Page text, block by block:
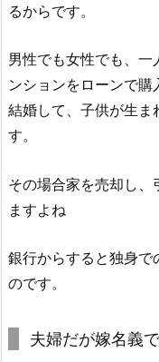
るからです。
男性でも女性でも、
ンションをローンで
結婚して、子供が生ま
す。
その場合家を売却し、
ますよね
銀行からすると独身で
のです。
夫婦だが嫁名義